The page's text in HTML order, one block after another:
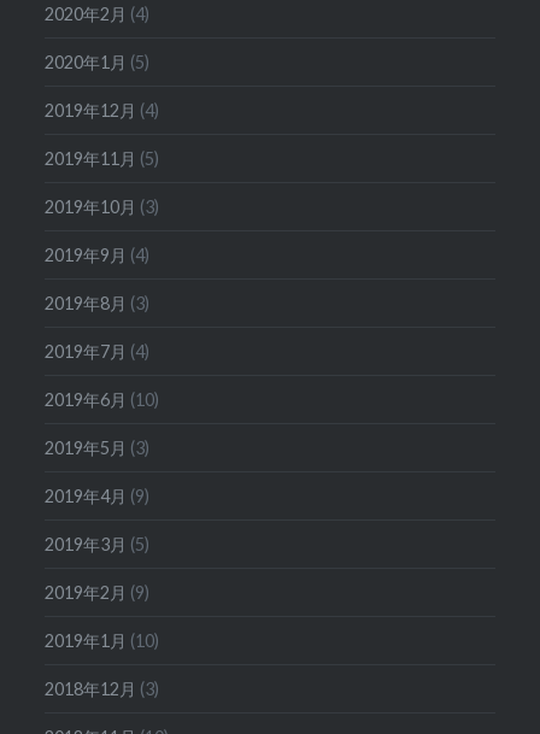
2020年2月 (4)
2020年1月 (5)
2019年12月 (4)
2019年11月 (5)
2019年10月 (3)
2019年9月 (4)
2019年8月 (3)
2019年7月 (4)
2019年6月 (10)
2019年5月 (3)
2019年4月 (9)
2019年3月 (5)
2019年2月 (9)
2019年1月 (10)
2018年12月 (3)